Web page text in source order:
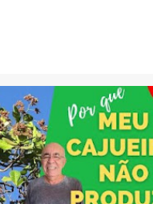
CANAL DA CAJUCULTURA